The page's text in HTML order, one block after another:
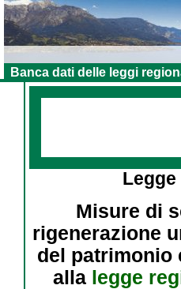
Banca dati delle leggi
Misure di
rigenerazione
del patrimonio
alla legge